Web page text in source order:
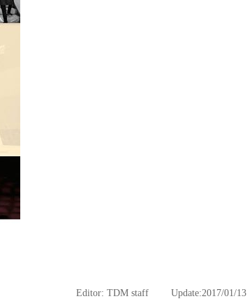
Editor: TDM staff Update:2017/01/13